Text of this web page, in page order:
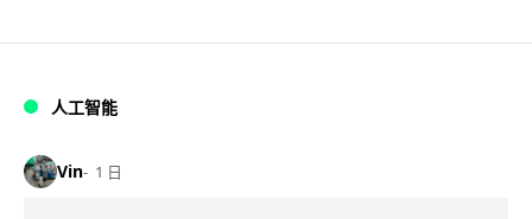
人工智能
Vin 1 日